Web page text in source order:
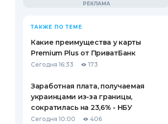
ТАКЖЕ ПО ТЕМЕ
Какие преимущества у карты
Premium Plus от ПриватБанк
Сегодня 16:33 173
Заработная плата, получаемая
украинцами из-за границы,
сократилась на 23,6% - НБУ
Сегодня 10:00 406